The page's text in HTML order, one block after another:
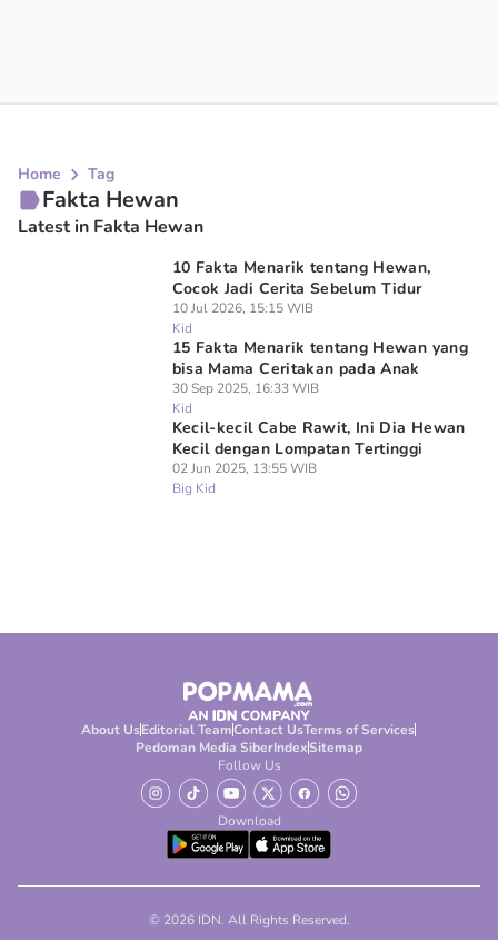
Home Tag
Fakta Hewan
Latest in Fakta Hewan
10 Fakta Menarik tentang Hewan,
Cocok Jadi Cerita Sebelum Tidur
10 Jul 2026, 15:15 WIB
Kid
15 Fakta Menarik tentang Hewan yang
bisa Mama Ceritakan pada Anak
30 Sep 2025, 16:33 WIB
Kid
Kecil-kecil Cabe Rawit, Ini Dia Hewan
Kecil dengan Lompatan Tertinggi
02 Jun 2025, 13:55 WIB
Big Kid
About UsEditorial TeamContact UsTerms of Services
Pedoman Media SiberIndexSitemap
Follow Us
Download
© 2026 IDN. All Rights Reserved.